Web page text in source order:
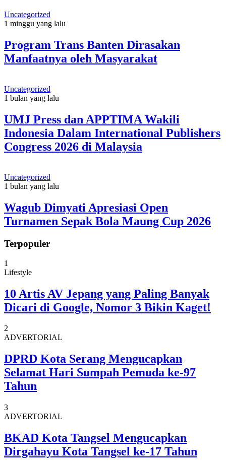
Uncategorized
1 minggu yang lalu
Program Trans Banten Dirasakan
Manfaatnya oleh Masyarakat
Uncategorized
1 bulan yang lalu
UMJ Press dan APPTIMA Wakili
Indonesia Dalam International Publishers
Congress 2026 di Malaysia
Uncategorized
1 bulan yang lalu
Wagub Dimyati Apresiasi Open
Turnamen Sepak Bola Maung Cup 2026
Terpopuler
1
Lifestyle
10 Artis AV Jepang yang Paling Banyak
Dicari di Google, Nomor 3 Bikin Kaget!
2
ADVERTORIAL
DPRD Kota Serang Mengucapkan
Selamat Hari Sumpah Pemuda ke-97
Tahun
3
ADVERTORIAL
BKAD Kota Tangsel Mengucapkan
Dirgahayu Kota Tangsel ke-17 Tahun